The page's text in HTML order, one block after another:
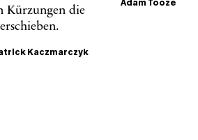
Kürzungen die
Kaczmarczyk
Adam Tooze